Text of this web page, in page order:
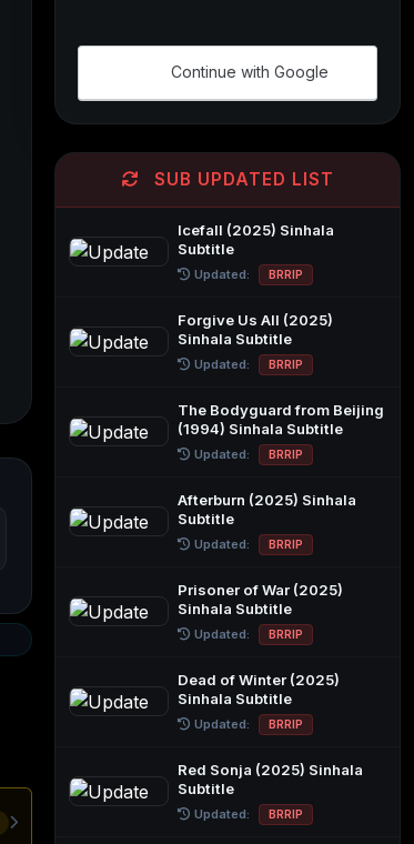
Continue with Google
SUB UPDATED LIST
Icefall (2025) Sinhala
Subtitle
Updated: BRRIP
Forgive Us All (2025)
Sinhala Subtitle
Updated: BRRIP
The Bodyguard from Beijing
(1994) Sinhala Subtitle
Updated: BRRIP
Afterburn (2025) Sinhala
Subtitle
Updated: BRRIP
Prisoner of War (2025)
Sinhala Subtitle
Updated: BRRIP
Dead of Winter (2025)
Sinhala Subtitle
Updated: BRRIP
Red Sonja (2025) Sinhala
Subtitle
Updated: BRRIP